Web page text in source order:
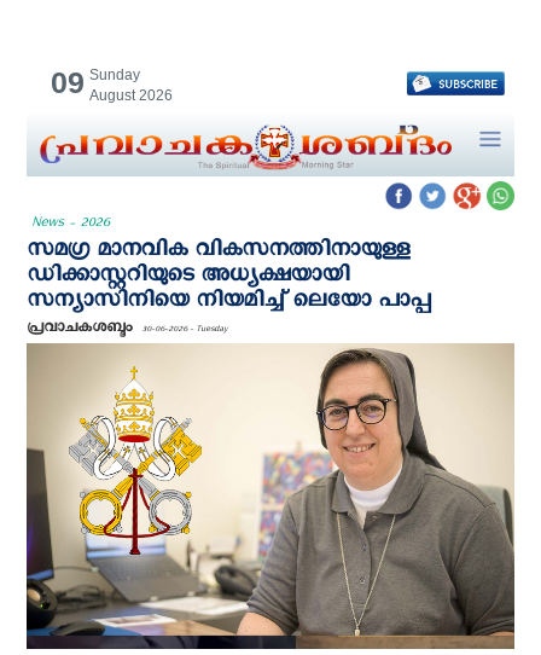
09 Sunday
August 2026
News - 2026
സമഗ്ര മാനവിക വികസനത്തിനായുള്ള
ഡിക്കാസ്റ്ററിയുടെ അധ്യക്ഷയായി
സന്യാസിനിയെ നിയമിച്ച് ലെയോ പാപ്പ
പ്രവാചകശബ്ദം 30-06-2026 - Tuesday